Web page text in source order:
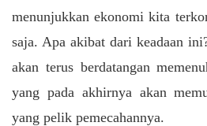
menunjukkan ekonomi kita
saja. Apa akibat dari keadaan
akan terus berdatangan
yang pada akhirnya akan
yang pelik pemecahannya.